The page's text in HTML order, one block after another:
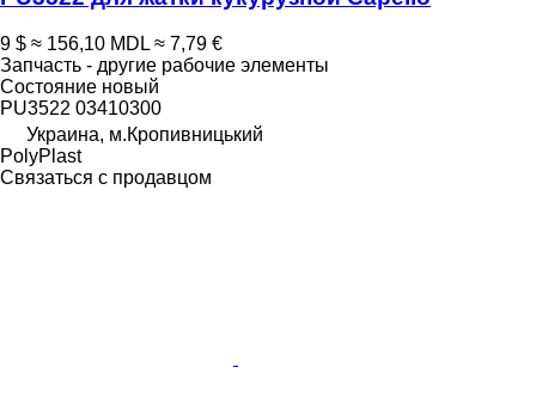
9 $ ≈ 156,10 MDL ≈ 7,79 €
Запчасть - другие рабочие элементы
Состояние новый
PU3522 03410300
Украина, м.Кропивницький
PolyPlast
Связаться с продавцом